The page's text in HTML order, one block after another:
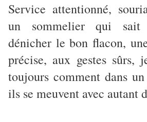
Service attentionné,
un sommelier qui sait
dénicher le bon flacon,
précise, aux gestes sûrs,
toujours comment dans
ils se meuvent avec autant